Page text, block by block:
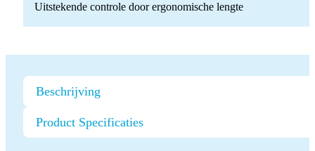
Uitstekende controle door ergonomische lengte
Beschrijving
Product Specificaties